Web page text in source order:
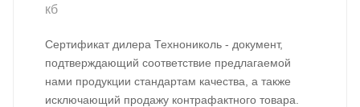
кб
Сертификат дилера Технониколь - документ,
подтверждающий соответствие предлагаемой
нами продукции стандартам качества, а также
исключающий продажу контрафактного товара.